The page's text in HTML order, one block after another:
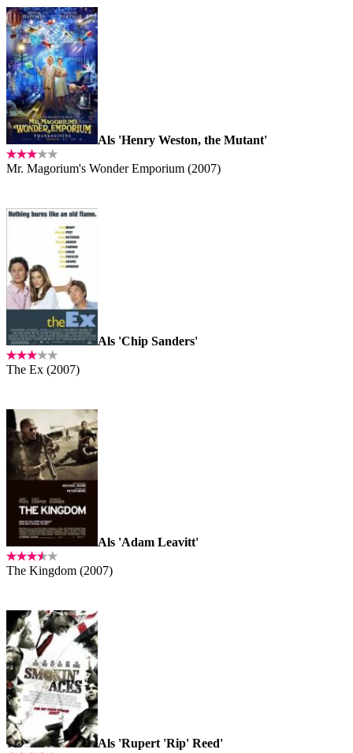
Als 'Henry Weston, the Mutant'
Mr. Magorium's Wonder Emporium (2007)
Als 'Chip Sanders'
The Ex (2007)
Als 'Adam Leavitt'
The Kingdom (2007)
Als 'Rupert 'Rip' Reed'